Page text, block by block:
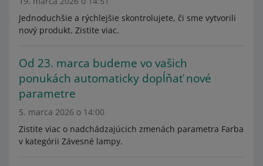
Jednoduchšie a rýchlejšie skontrolujete, či sme vytvorili
nový produkt. Zistite viac.
Od 23. marca budeme vo vašich
ponukách automaticky dopĺňať nové
parametre
5. marca 2026 o 14:00
Zistite viac o nadchádzajúcich zmenách parametra Farba
v kategórii Závesné lampy.